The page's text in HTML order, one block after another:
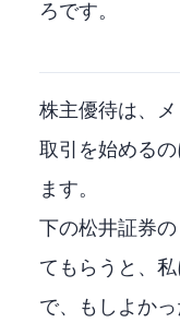
ろです。
株主優待は、
取引を始める
ます。
下の松井証券
てもらうと、
で、もしよか